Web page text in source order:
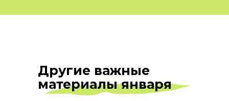
Другие важные
материалы января